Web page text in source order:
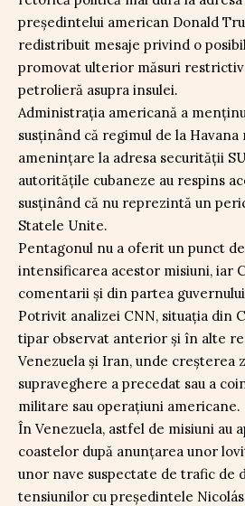
președintelui american Donald
redistribuit mesaje privind o
promovat ulterior măsuri
petrolieră asupra insulei.
Administrația americană a
susținând că regimul de la
amenințare la adresa securității
autoritățile cubaneze au respins
susținând că nu reprezintă un
Statele Unite.
Pentagonul nu a oferit un punct
intensificarea acestor misiuni, iar
comentarii și din partea
Potrivit analizei CNN, situația din
tipar observat anterior și în alte
Venezuela și Iran, unde creșterea
supraveghere a precedat sau a
militare sau operațiuni americane.
În Venezuela, astfel de misiuni au
coastelor după anunțarea unor
unor nave suspectate de trafic de
tensiunilor cu președintele